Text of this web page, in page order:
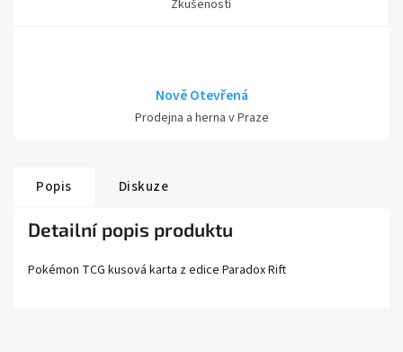
Zkušeností
Nově Otevřená
Prodejna a herna v Praze
Popis Diskuze
Detailní popis produktu
Pokémon TCG kusová karta z edice Paradox Rift